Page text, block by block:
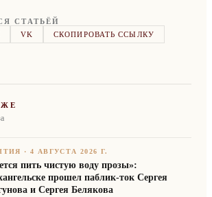
СТАТЬЁЙ
VK СКОПИРОВАТЬ ССЫЛКУ
·4 АВГУСТА 2026 Г.
пить чистую воду прозы»:
прошел паблик-ток Сергея
и Сергея Белякова